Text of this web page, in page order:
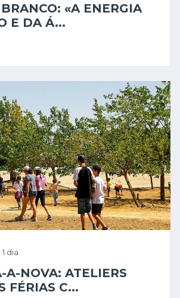
«A ENERGIA
E DA Á...
1 dia
A-NOVA: ATELIERS
FÉRIAS C...